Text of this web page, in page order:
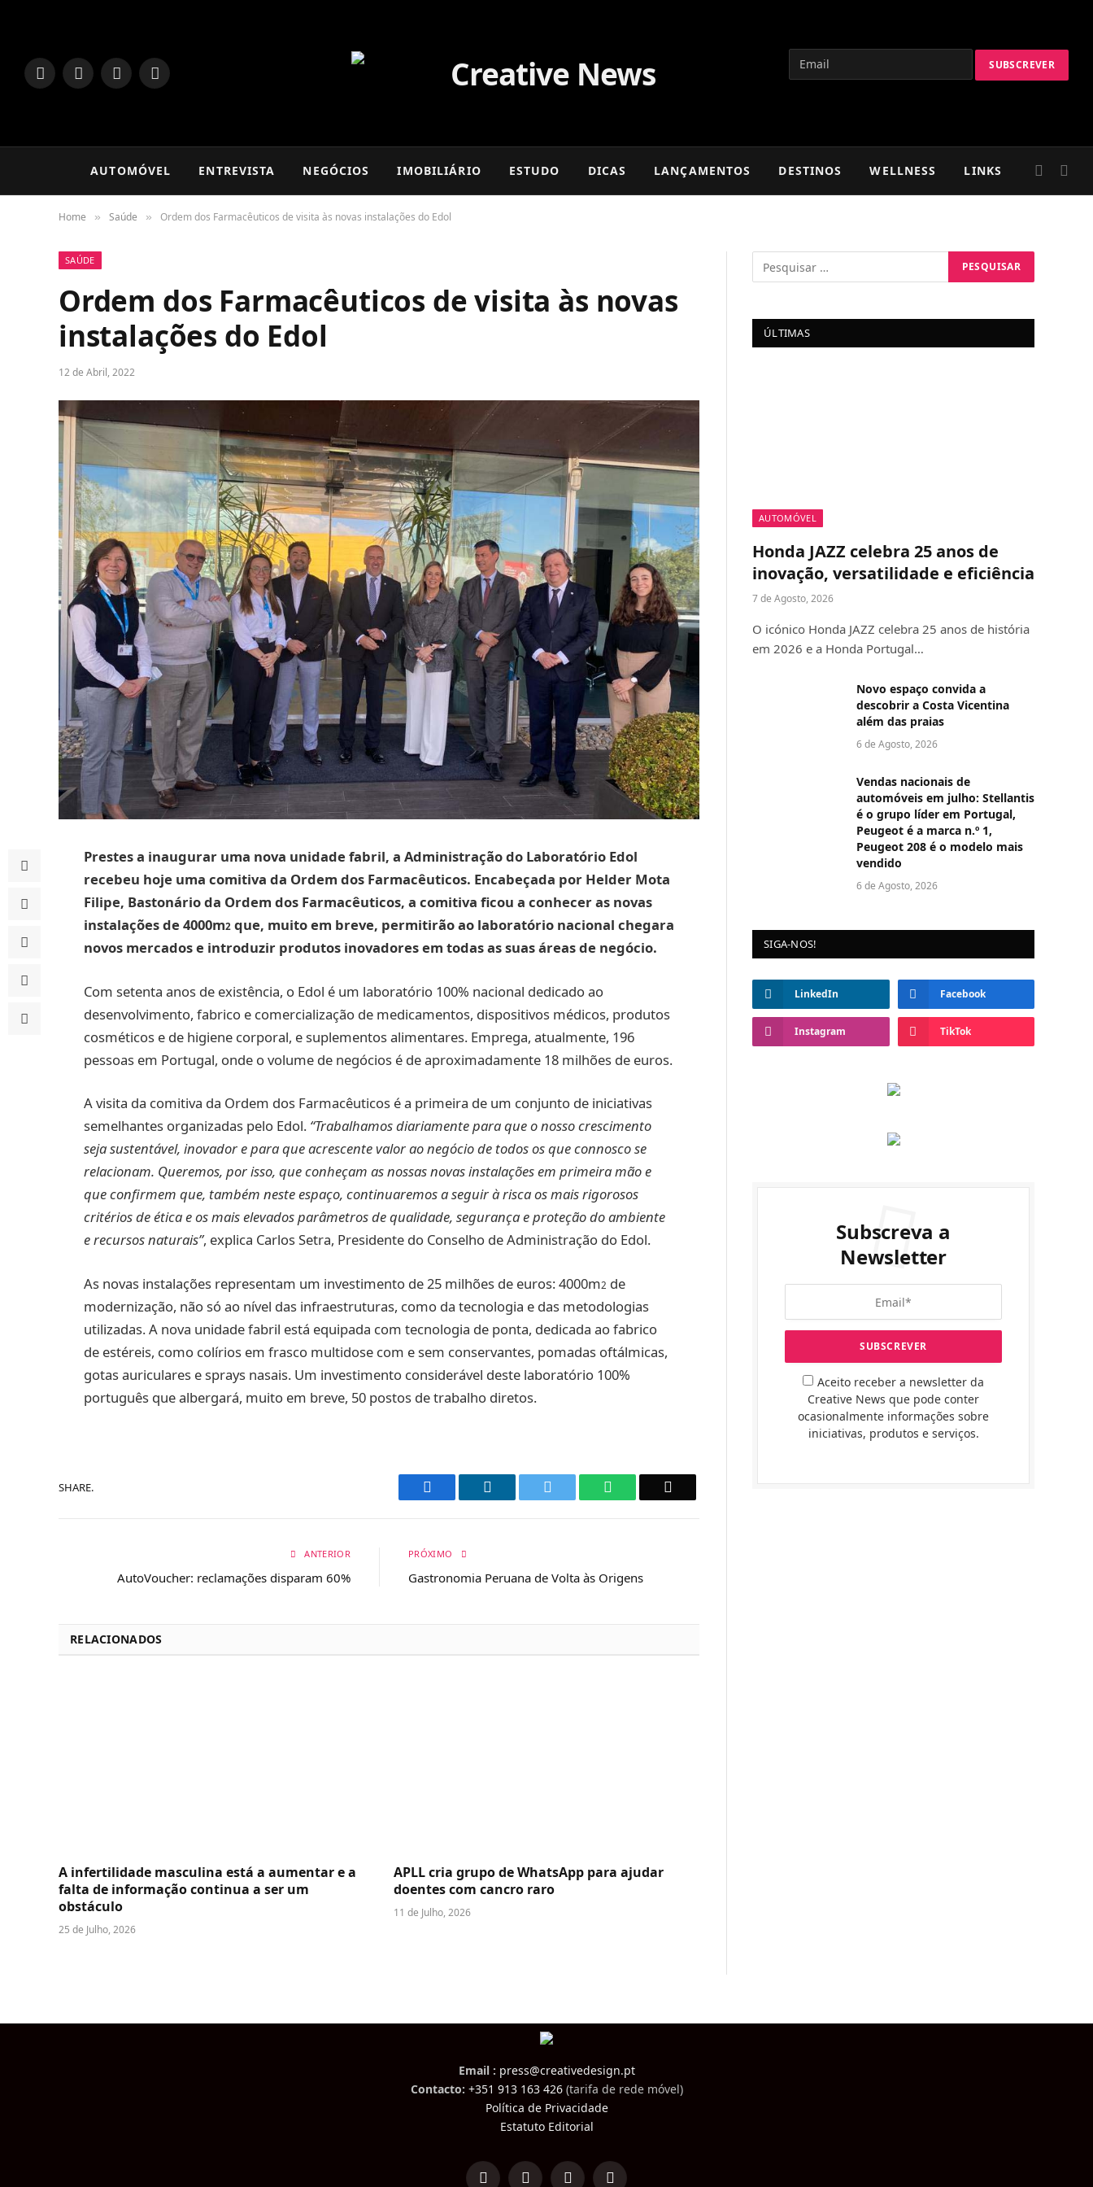
LinkedInFacebookInstagram
TikTok
AUTOMÓVEL ENTREVISTA NEGÓCIOS IMOBILIÁRIO ESTUDO DICAS LANÇAMENTOS DESTINOS WELLNESS LINKS
Home » Saúde » Ordem dos Farmacêuticos de visita às novas instalações do Edol
SAÚDE
Ordem dos Farmacêuticos de visita às novas
instalações do Edol
12 de Abril, 2022
Prestes a inaugurar uma nova unidade fabril, a Administração do Laboratório Edol
recebeu hoje uma comitiva da Ordem dos Farmacêuticos. Encabeçada por Helder Mota
Filipe, Bastonário da Ordem dos Farmacêuticos, a comitiva ficou a conhecer as novas
instalações de 4000m2 que, muito em breve, permitirão ao laboratório nacional chegara
novos mercados e introduzir produtos inovadores em todas as suas áreas de negócio.
Com setenta anos de existência, o Edol é um laboratório 100% nacional dedicado ao
desenvolvimento, fabrico e comercialização de medicamentos, dispositivos médicos, produtos
cosméticos e de higiene corporal, e suplementos alimentares. Emprega, atualmente, 196
pessoas em Portugal, onde o volume de negócios é de aproximadamente 18 milhões de euros.
A visita da comitiva da Ordem dos Farmacêuticos é a primeira de um conjunto de iniciativas
semelhantes organizadas pelo Edol. “Trabalhamos diariamente para que o nosso crescimento
seja sustentável, inovador e para que acrescente valor ao negócio de todos os que connosco se
relacionam. Queremos, por isso, que conheçam as nossas novas instalações em primeira mão e
que confirmem que, também neste espaço, continuaremos a seguir à risca os mais rigorosos
critérios de ética e os mais elevados parâmetros de qualidade, segurança e proteção do ambiente
e recursos naturais”, explica Carlos Setra, Presidente do Conselho de Administração do Edol.
As novas instalações representam um investimento de 25 milhões de euros: 4000m2 de
modernização, não só ao nível das infraestruturas, como da tecnologia e das metodologias
utilizadas. A nova unidade fabril está equipada com tecnologia de ponta, dedicada ao fabrico
de estéreis, como colírios em frasco multidose com e sem conservantes, pomadas oftálmicas,
gotas auriculares e sprays nasais. Um investimento considerável deste laboratório 100%
português que albergará, muito em breve, 50 postos de trabalho diretos.
SHARE. Facebook LinkedIn WhatsApp
ANTERIOR
AutoVoucher: reclamações disparam 60%
PRÓXIMO
Gastronomia Peruana de Volta às Origens
RELACIONADOS
A infertilidade masculina está a aumentar e a
falta de informação continua a ser um
obstáculo
25 de Julho, 2026
APLL cria grupo de WhatsApp para ajudar
doentes com cancro raro
11 de Julho, 2026
ÚLTIMAS
AUTOMÓVEL
Honda JAZZ celebra 25 anos de
inovação, versatilidade e eficiência
7 de Agosto, 2026
O icónico Honda JAZZ celebra 25 anos de história
em 2026 e a Honda Portugal…
Novo espaço convida a
descobrir a Costa Vicentina
além das praias
6 de Agosto, 2026
Vendas nacionais de
automóveis em julho: Stellantis
é o grupo líder em Portugal,
Peugeot é a marca n.º 1,
Peugeot 208 é o modelo mais
vendido
6 de Agosto, 2026
SIGA-NOS!
LinkedIn Facebook
Instagram TikTok
Subscreva a
Newsletter
Aceito receber a newsletter da
Creative News que pode conter
ocasionalmente informações sobre
iniciativas, produtos e serviços.
Email : press@creativedesign.pt
Contacto: +351 913 163 426(tarifa de rede móvel)
Política de Privacidade
Estatuto Editorial
LinkedInFacebookInstagramTikTok